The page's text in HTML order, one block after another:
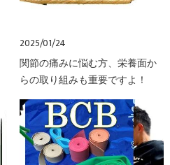
2025/01/24
関節の痛みに悩む方、栄養面か
らの取り組みも重要ですよ！